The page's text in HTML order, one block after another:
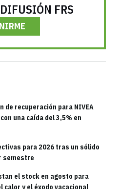
FRS
de recuperación para NIVEA
una caída del 3,5% en
para 2026 tras un sólido
semestre
el stock en agosto para
y el éxodo vacacional